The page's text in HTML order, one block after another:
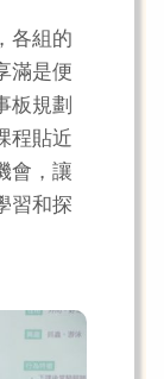
各組的
滿是便
板規劃
程貼近
會，讓
習和探